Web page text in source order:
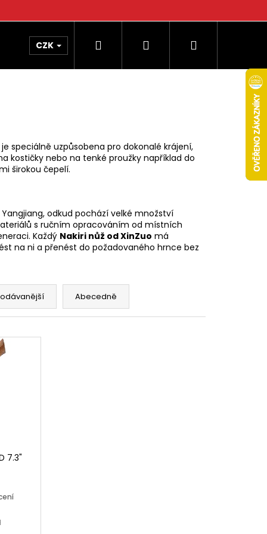
CZK Hledat PřihlášeníNákupní
je speciálně uzpůsobena pro dokonalé krájení,
kostičky nebo na tenké proužky například do
širokou čepelí.
Yangjiang, odkud pochází velké množství
s ručním opracováním od místních
Každý Nakiri nůž od XinZuo má
na ni a přenést do požadovaného hrnce bez
Abecedně
7.3"